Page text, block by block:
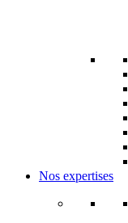
Nos expertises